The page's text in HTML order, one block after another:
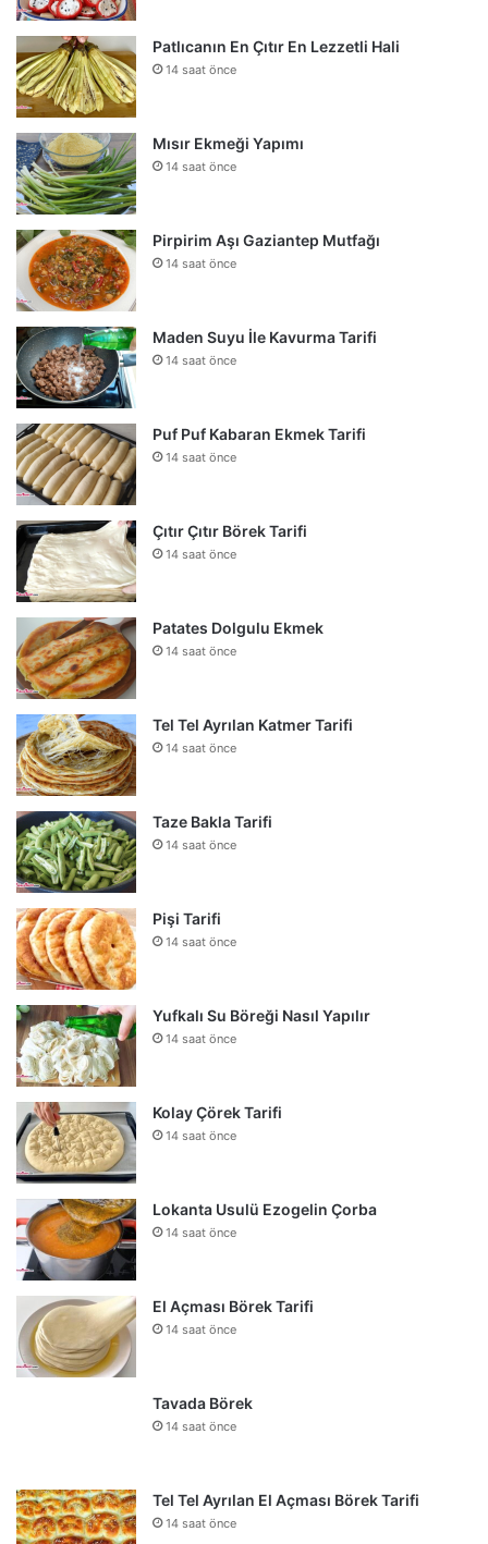
Patlıcanın En Çıtır En Lezzetli Hali
14 saat önce
Mısır Ekmeği Yapımı
14 saat önce
Pirpirim Aşı Gaziantep Mutfağı
14 saat önce
Maden Suyu İle Kavurma Tarifi
14 saat önce
Puf Puf Kabaran Ekmek Tarifi
14 saat önce
Çıtır Çıtır Börek Tarifi
14 saat önce
Patates Dolgulu Ekmek
14 saat önce
Tel Tel Ayrılan Katmer Tarifi
14 saat önce
Taze Bakla Tarifi
14 saat önce
Pişi Tarifi
14 saat önce
Yufkalı Su Böreği Nasıl Yapılır
14 saat önce
Kolay Çörek Tarifi
14 saat önce
Lokanta Usulü Ezogelin Çorba
14 saat önce
El Açması Börek Tarifi
14 saat önce
Tavada Börek
14 saat önce
Tel Tel Ayrılan El Açması Börek Tarifi
14 saat önce